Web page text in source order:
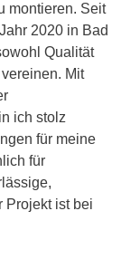
montieren. Seit
2020 in Bad
Qualität
Mit
ich stolz
für meine
für
Projekt ist bei